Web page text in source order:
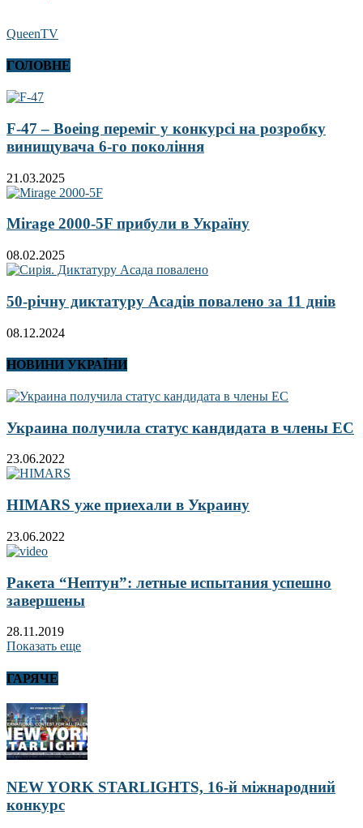
QueenTV
ГОЛОВНЕ
F-47 – Boeing переміг у конкурсі на розробку
винищувача 6-го покоління
21.03.2025
Mirage 2000-5F прибули в Україну
08.02.2025
50-річну диктатуру Асадів повалено за 11 днів
08.12.2024
НОВИНИ УКРАЇНИ
Украина получила статус кандидата в члены ЕС
23.06.2022
HIMARS уже приехали в Украину
23.06.2022
Ракета “Нептун”: летные испытания успешно
завершены
28.11.2019
Показать еще
ГАРЯЧЕ
NEW YORK STARLIGHTS, 16-й міжнародний
конкурс